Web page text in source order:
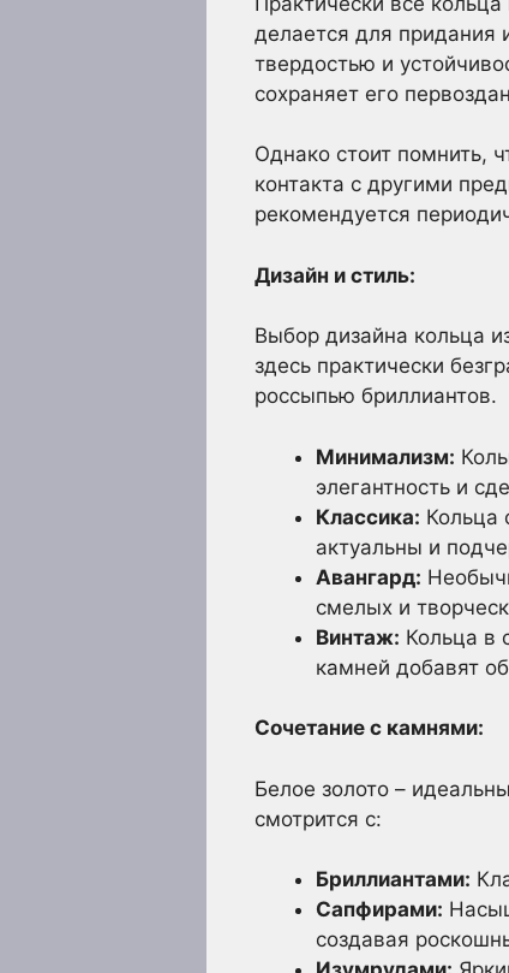
делается для придания
твердостью и
сохраняет его
Однако стоит помнить,
контакта с другими
рекомендуется
Дизайн и стиль:
Выбор дизайна кольца
здесь практически
россыпью бриллиантов.
Минимализм:
элегантность и
Классика: Кольца
актуальны и
Авангард:
смелых и
Винтаж: Кольца в
камней добавят
Сочетание с камнями:
Белое золото –
смотрится с:
Бриллиантами:
Сапфирами:
создавая